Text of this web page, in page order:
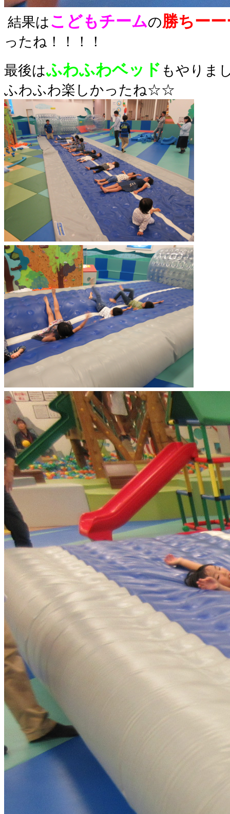
結果は こどもチームの勝ちー
ったね！！！！
最後はふわふわベッド もやりま
ふわふわ楽しかったね☆☆